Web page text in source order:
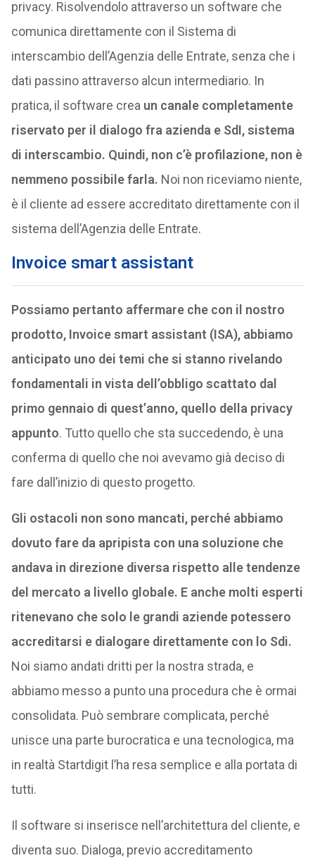
privacy. Risolvendolo attraverso un software che
comunica direttamente con il Sistema di
interscambio dell’Agenzia delle Entrate, senza che i
dati passino attraverso alcun intermediario. In
pratica, il software crea un canale completamente
riservato per il dialogo fra azienda e SdI, sistema
di interscambio. Quindi, non c’è profilazione, non è
nemmeno possibile farla. Noi non riceviamo niente,
è il cliente ad essere accreditato direttamente con il
sistema dell’Agenzia delle Entrate.
Invoice smart assistant
Possiamo pertanto affermare che con il nostro
prodotto, Invoice smart assistant (ISA), abbiamo
anticipato uno dei temi che si stanno rivelando
fondamentali in vista dell’obbligo scattato dal
primo gennaio di quest’anno, quello della privacy
appunto. Tutto quello che sta succedendo, è una
conferma di quello che noi avevamo già deciso di
fare dall’inizio di questo progetto.
Gli ostacoli non sono mancati, perché abbiamo
dovuto fare da apripista con una soluzione che
andava in direzione diversa rispetto alle tendenze
del mercato a livello globale. E anche molti esperti
ritenevano che solo le grandi aziende potessero
accreditarsi e dialogare direttamente con lo Sdi.
Noi siamo andati dritti per la nostra strada, e
abbiamo messo a punto una procedura che è ormai
consolidata. Può sembrare complicata, perché
unisce una parte burocratica e una tecnologica, ma
in realtà Startdigit l’ha resa semplice e alla portata di
tutti.
Il software si inserisce nell’architettura del cliente, e
diventa suo. Dialoga, previo accreditamento